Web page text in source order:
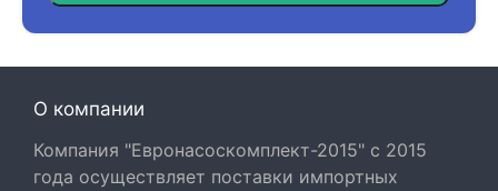
О компании
Компания "Евронасоскомплект-2015" с 2015
года осуществляет поставки импортных